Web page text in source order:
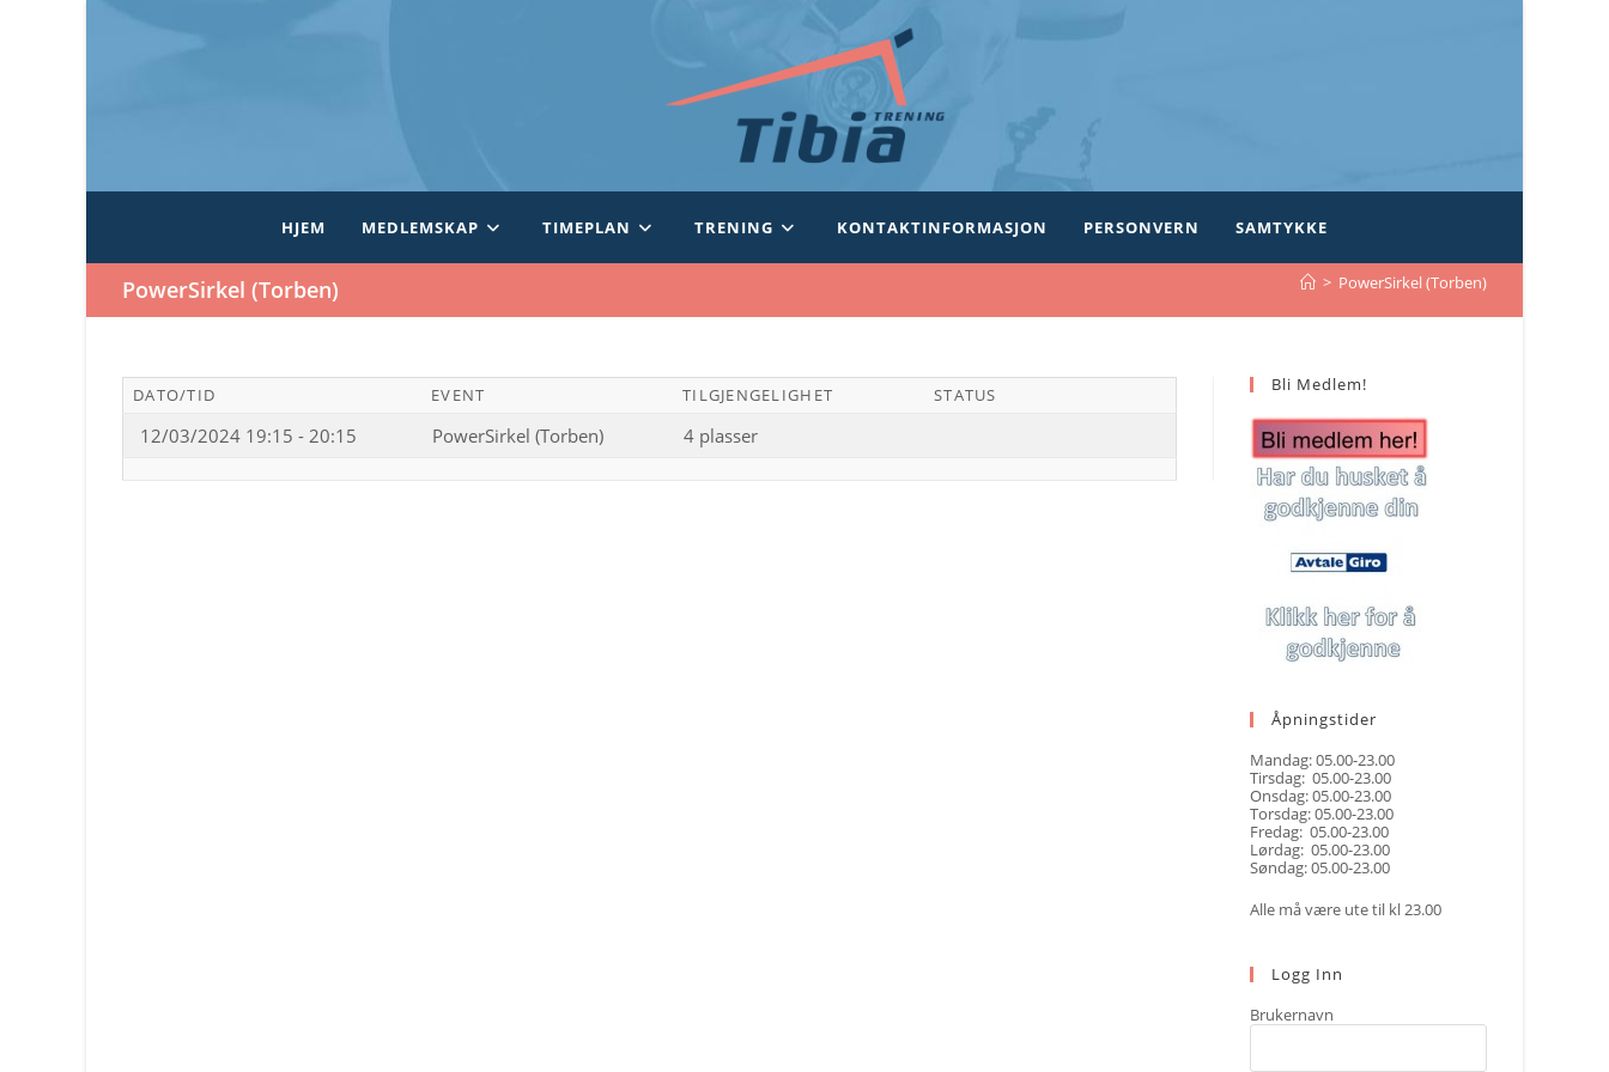
HJEM MEDLEMSKAP TIMEPLAN TRENING KONTAKTINFORMASJON PERSONVERN SAMTYKKE
PowerSirkel (Torben) > PowerSirkel (Torben)
DATO/TID EVENT TILGJENGELIGHET STATUS
12/03/2024 19:15 - 20:15 PowerSirkel (Torben) 4 plasser
Bli Medlem!
Åpningstider
Mandag: 05.00-23.00
Tirsdag: 05.00-23.00
Onsdag: 05.00-23.00
Torsdag: 05.00-23.00
Fredag: 05.00-23.00
Lørdag: 05.00-23.00
Søndag: 05.00-23.00
Alle må være ute til kl 23.00
Logg Inn
Brukernavn